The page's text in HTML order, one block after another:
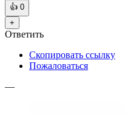
👍 0
+
Ответить
Скопировать ссылку
Пожаловаться
—